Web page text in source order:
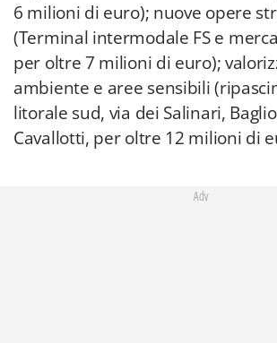
6 milioni di euro); nuove opere
(Terminal intermodale FS e
per oltre 7 milioni di euro);
ambiente e aree sensibili
litorale sud, via dei Salinari,
Cavallotti, per oltre 12 milioni di
Adv